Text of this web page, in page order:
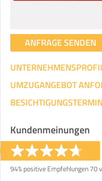
ANFRAGE SENDEN
UMZUGANGEBOT
Kundenmeinungen
94% positive Empfehlungen 70